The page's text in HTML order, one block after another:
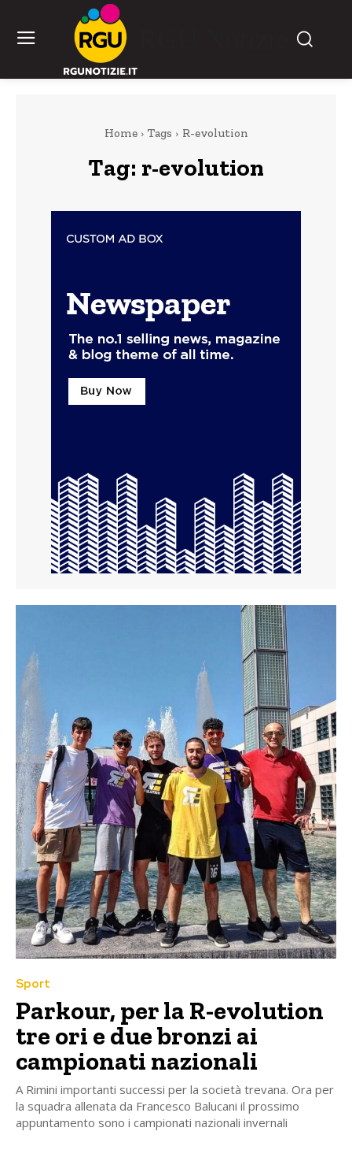
Home Tags R-evolution
Tag: r-evolution
Sport
Parkour, per la R-evolution
tre ori e due bronzi ai
campionati nazionali
A Rimini importanti successi per la società trevana. Ora per
la squadra allenata da Francesco Balucani il prossimo
appuntamento sono i campionati nazionali invernali